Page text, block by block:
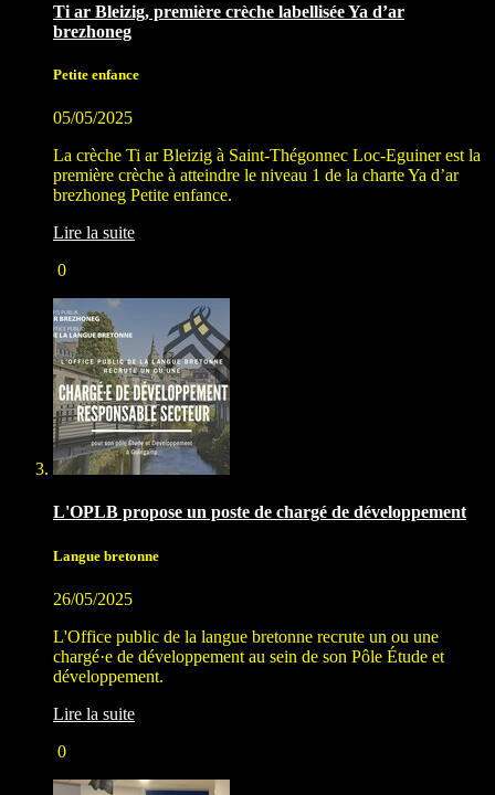
Ti ar Bleizig, première crèche labellisée Ya d’ar
brezhoneg
Petite enfance
05/05/2025
La crèche Ti ar Bleizig à Saint-Thégonnec Loc-Eguiner est la
première crèche à atteindre le niveau 1 de la charte Ya d’ar
brezhoneg Petite enfance.
Lire la suite
0
L'OPLB propose un poste de chargé de développement
Langue bretonne
26/05/2025
L'Office public de la langue bretonne recrute un ou une
chargé·e de développement au sein de son Pôle Étude et
développement.
Lire la suite
0